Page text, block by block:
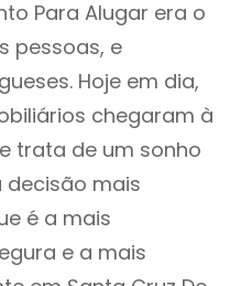
Para Alugar era o
pessoas, e
Hoje em dia,
chegaram à
trata de um sonho
decisão mais
é a mais
e a mais